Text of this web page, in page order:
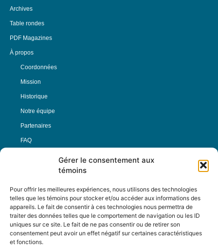
Gérer le consentement aux
témoins
Pour offrir les meilleures expériences, nous utilisons des technologies
telles que les témoins pour stocker et/ou accéder aux informations des
appareils. Le fait de consentir à ces technologies nous permettra de
traiter des données telles que le comportement de navigation ou les ID
uniques sur ce site. Le fait de ne pas consentir ou de retirer son
consentement peut avoir un effet négatif sur certaines caractéristiques
et fonctions.
Archives
Table rondes
PDF Magazines
À propos
Coordonnées
Mission
Historique
Notre équipe
Partenaires
FAQ
Nous Suivre